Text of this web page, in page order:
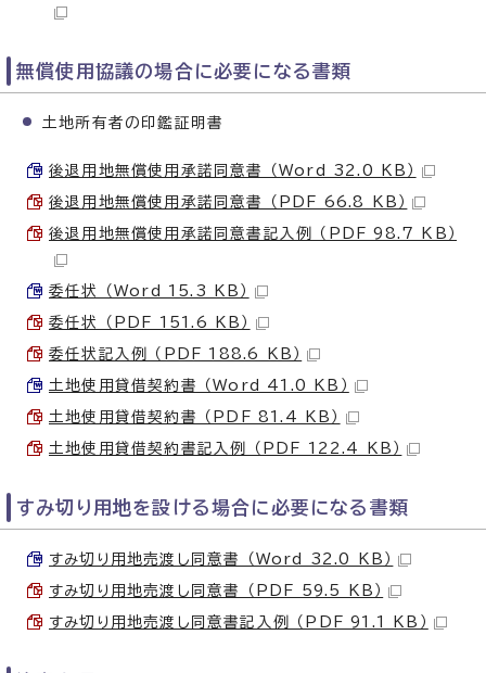
無償使用協議の場合に必要になる書類
土地所有者の印鑑証明書
後退用地無償使用承諾同意書 （Word 32.0 KB）
後退用地無償使用承諾同意書 （PDF 66.8 KB）
後退用地無償使用承諾同意書記入例 （PDF 98.7 KB）
委任状 （Word 15.3 KB）
委任状 （PDF 151.6 KB）
委任状記入例 （PDF 188.6 KB）
土地使用貸借契約書 （Word 41.0 KB）
土地使用貸借契約書 （PDF 81.4 KB）
土地使用貸借契約書記入例 （PDF 122.4 KB）
すみ切り用地を設ける場合に必要になる書類
すみ切り用地売渡し同意書 （Word 32.0 KB）
すみ切り用地売渡し同意書 （PDF 59.5 KB）
すみ切り用地売渡し同意書記入例 （PDF 91.1 KB）